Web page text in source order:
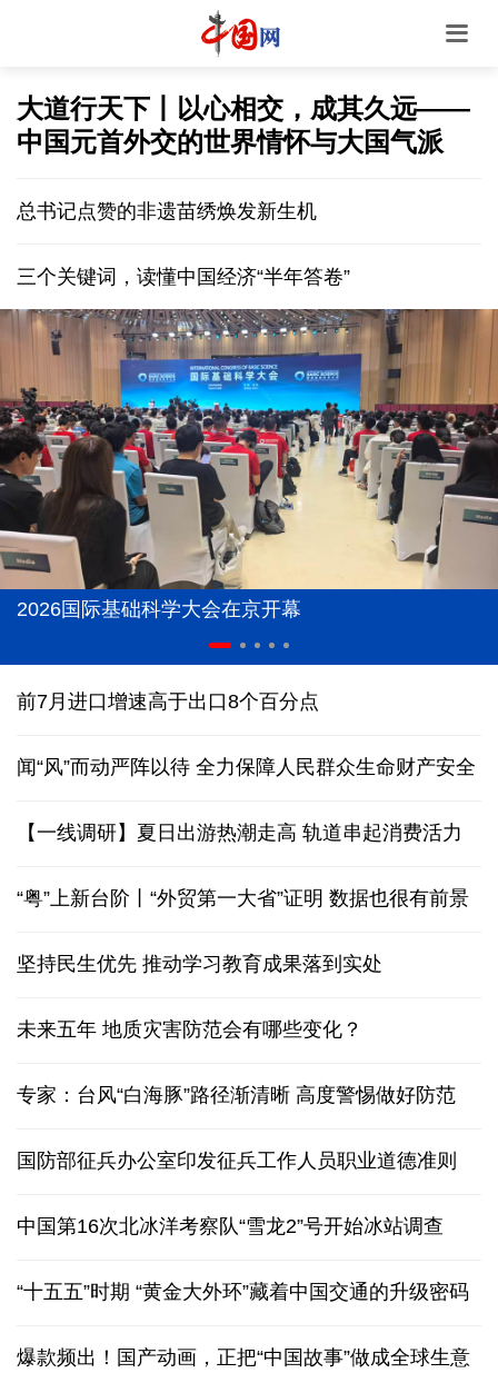
大道行天下丨以心相交，成其久远——
中国元首外交的世界情怀与大国气派
总书记点赞的非遗苗绣焕发新生机
三个关键词，读懂中国经济“半年答卷”
2026国际基础科学大会在京开幕
前7月进口增速高于出口8个百分点
闻“风”而动严阵以待 全力保障人民群众生命财产安全
【一线调研】夏日出游热潮走高 轨道串起消费活力
“粤”上新台阶丨“外贸第一大省”证明 数据也很有前景
坚持民生优先 推动学习教育成果落到实处
未来五年 地质灾害防范会有哪些变化？
专家：台风“白海豚”路径渐清晰 高度警惕做好防范
国防部征兵办公室印发征兵工作人员职业道德准则
中国第16次北冰洋考察队“雪龙2”号开始冰站调查
“十五五”时期 “黄金大外环”藏着中国交通的升级密码
爆款频出！国产动画，正把“中国故事”做成全球生意